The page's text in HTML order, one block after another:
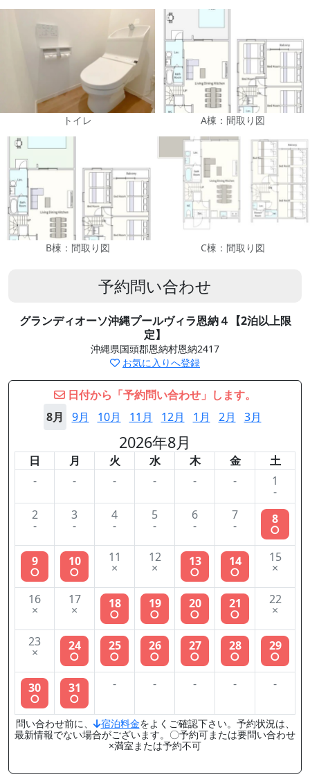
トイレ A棟：間取り図
B棟：間取り図 C棟：間取り図
予約問い合わせ
グランディオーソ沖縄プールヴィラ恩納４【2泊以上限
定】
沖縄県国頭郡恩納村恩納2417
お気に入りへ登録
日付から「予約問い合わせ」します。
8月
9月 10月 11月 12月 1月 2月 3月
2026年8月
日 月 火 水 木 金
土
-
- - - - - 1
-
2
-
3
-
4
-
5
-
6
-
7
- 8
○
9
○
10
○
11
×
12
× 13
○
14
○
15
×
16
×
17
× 18
○
19
○
20
○
21
○
22
×
23
× 24
○
25
○
26
○
27
○
28
○
29
○
30
○
31
○
- - - - -
問い合わせ前に、 宿泊料金をよくご確認下さい。予約状況は、
最新情報でない場合がございます。〇予約可または要問い合わせ
×満室または予約不可